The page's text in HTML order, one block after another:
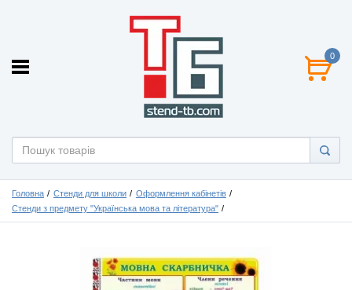
0
Головна Стенди для школи
Оформлення кабінетів
Стенди з предмету "Українська мова та література"